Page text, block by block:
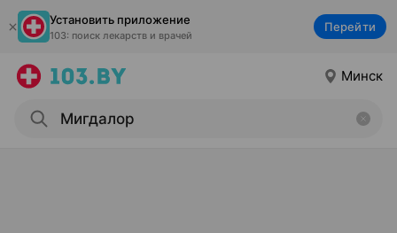
Установить приложение
103: поиск лекарств и врачей
Перейти
Минск